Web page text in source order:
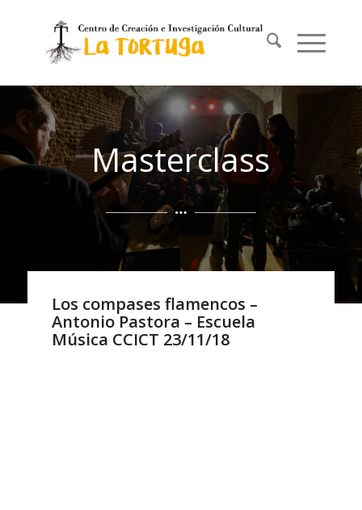
Masterclass
Los compases flamencos –
Antonio Pastora – Escuela
Música CCICT 23/11/18